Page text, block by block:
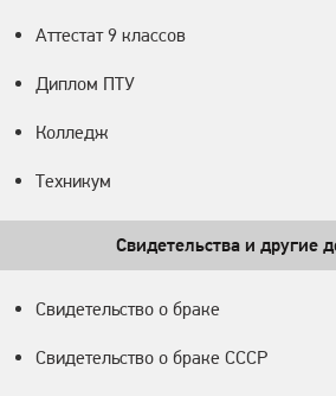
Аттестат 9 классов
Диплом ПТУ
Колледж
Техникум
Свидетельства и другие
Свидетельство о браке
Свидетельство о браке СССР